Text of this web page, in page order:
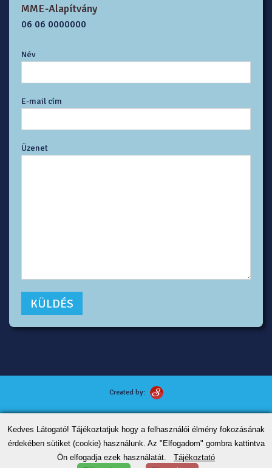
MME-Alapítvány
06 06 0000000
Név
E-mail cím
Üzenet
Created by:
ÁSZF
Adatvédelem
Kapcsolat
Kedves Látogató! Tájékoztatjuk hogy a felhasználói élmény fokozásának
érdekében sütiket (cookie) használunk. Az "Elfogadom" gombra kattintva
Ön elfogadja ezek használatát. Tájékoztató